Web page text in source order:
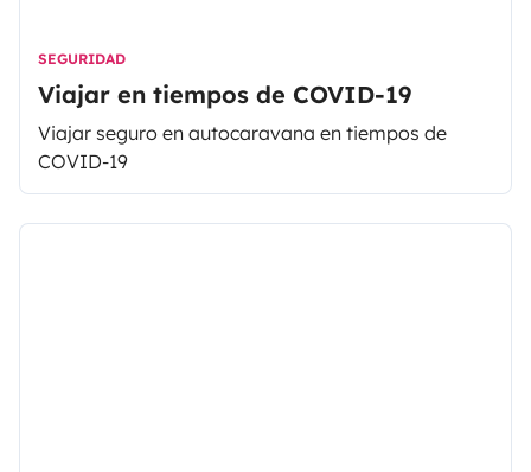
SEGURIDAD
Viajar en tiempos de COVID-19
Viajar seguro en autocaravana en tiempos de
COVID-19